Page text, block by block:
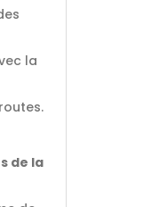
la
de la